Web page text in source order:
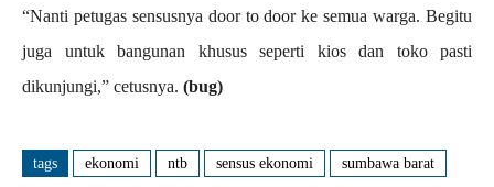
“Nanti petugas sensusnya door to door ke semua warga. Begitu
juga untuk bangunan khusus seperti kios dan toko pasti
dikunjungi,” cetusnya. (bug)
tags ekonomi ntb sensus ekonomi sumbawa barat